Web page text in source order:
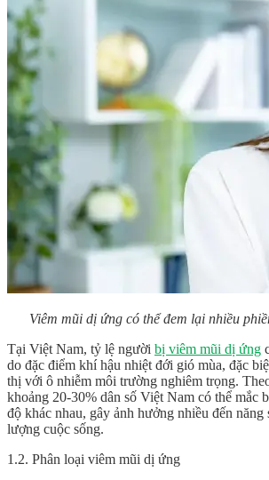
Viêm mũi dị ứng có thể đem lại nhiều
Tại Việt Nam, tỷ lệ người bị viêm mũi dị ứng
do đặc điểm khí hậu nhiệt đới gió mùa, đặc
thị với ô nhiễm môi trường nghiêm trọng.
khoảng 20-30% dân số Việt Nam có thể mắc
độ khác nhau, gây ảnh hưởng nhiều đến năng
lượng cuộc sống.
1.2. Phân loại viêm mũi dị ứng